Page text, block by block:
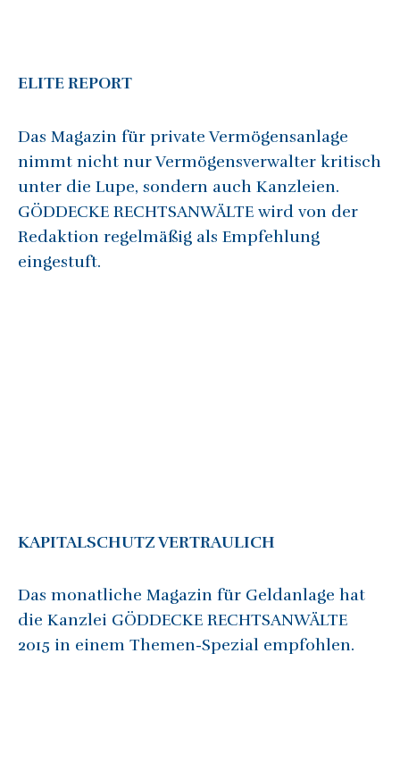
ELITE REPORT
Das Magazin für private Vermögensanlage
nimmt nicht nur Vermögensverwalter kritisch
unter die Lupe, sondern auch Kanzleien.
GÖDDECKE RECHTSANWÄLTE wird von der
Redaktion regelmäßig als Empfehlung
eingestuft.
KAPITALSCHUTZ VERTRAULICH
Das monatliche Magazin für Geldanlage hat
die Kanzlei GÖDDECKE RECHTSANWÄLTE
2015 in einem Themen-Spezial empfohlen.